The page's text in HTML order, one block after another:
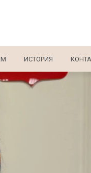
ИСТОРИЯ